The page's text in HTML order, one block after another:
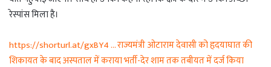
रेस्पांस मिला है।
https://shorturl.at/gxBY4 … राज्यमंत्री ओटाराम देवासी को हृदयाघात की
शिकायत के बाद अस्पताल में कराया भर्ती-देर शाम तक तबीयत में दर्ज किया